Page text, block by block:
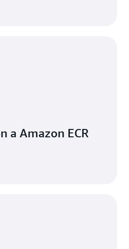
a Amazon ECR